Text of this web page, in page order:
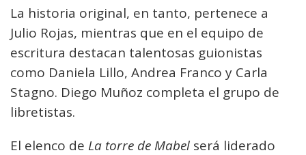
La historia original, en tanto, pertenece a
Julio Rojas, mientras que en el equipo de
escritura destacan talentosas guionistas
como Daniela Lillo, Andrea Franco y Carla
Stagno. Diego Muñoz completa el grupo de
libretistas.
El elenco de La torre de Mabel será liderado